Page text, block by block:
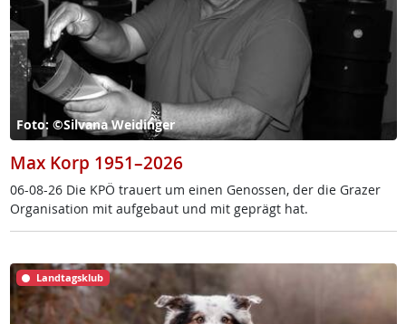
Foto: ©Silvana Weidinger
Max Korp 1951–2026
06-08-26 Die KPÖ trau­ert um ei­nen Ge­nos­sen, der die Gra­zer
Or­ga­ni­sa­ti­on mit auf­ge­baut und mit ge­prägt hat.
Landtagsklub